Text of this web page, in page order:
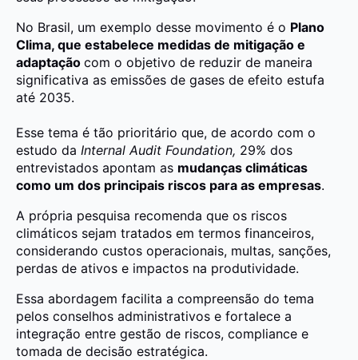
No Brasil, um exemplo desse movimento é o Plano
Clima, que estabelece medidas de mitigação e
adaptação com o objetivo de reduzir de maneira
significativa as emissões de gases de efeito estufa
até 2035.
Esse tema é tão prioritário que, de acordo com o
estudo da Internal Audit Foundation, 29% dos
entrevistados apontam as mudanças climáticas
como um dos principais riscos para as empresas.
A própria pesquisa recomenda que os riscos
climáticos sejam tratados em termos financeiros,
considerando custos operacionais, multas, sanções,
perdas de ativos e impactos na produtividade.
Essa abordagem facilita a compreensão do tema
pelos conselhos administrativos e fortalece a
integração entre gestão de riscos, compliance e
tomada de decisão estratégica.